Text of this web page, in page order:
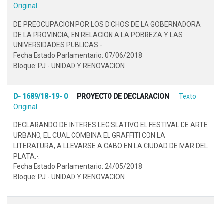
Original
DE PREOCUPACION POR LOS DICHOS DE LA GOBERNADORA
DE LA PROVINCIA, EN RELACION A LA POBREZA Y LAS
UNIVERSIDADES PUBLICAS.-.
Fecha Estado Parlamentario: 07/06/2018
Bloque: PJ - UNIDAD Y RENOVACION
D- 1689/18-19- 0 PROYECTO DE DECLARACION
Texto
Original
DECLARANDO DE INTERES LEGISLATIVO EL FESTIVAL DE ARTE
URBANO, EL CUAL COMBINA EL GRAFFITI CON LA
LITERATURA, A LLEVARSE A CABO EN LA CIUDAD DE MAR DEL
PLATA.-.
Fecha Estado Parlamentario: 24/05/2018
Bloque: PJ - UNIDAD Y RENOVACION